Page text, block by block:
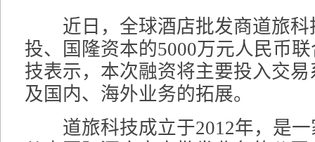
近日，全球酒店批发商道旅科
投、国隆资本的5000万元人民币
技表示，本次融资将主要投入交
及国内、海外业务的拓展。
道旅科技成立于2012年，是一